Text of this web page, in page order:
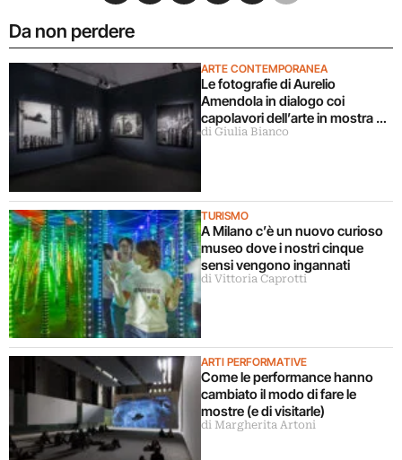
Da non perdere
ARTE CONTEMPORANEA
Le fotografie di Aurelio
Amendola in dialogo coi
capolavori dell’arte in mostra a
Milano
di Giulia Bianco
TURISMO
A Milano c’è un nuovo curioso
museo dove i nostri cinque
sensi vengono ingannati
di Vittoria Caprotti
ARTI PERFORMATIVE
Come le performance hanno
cambiato il modo di fare le
mostre (e di visitarle)
di Margherita Artoni